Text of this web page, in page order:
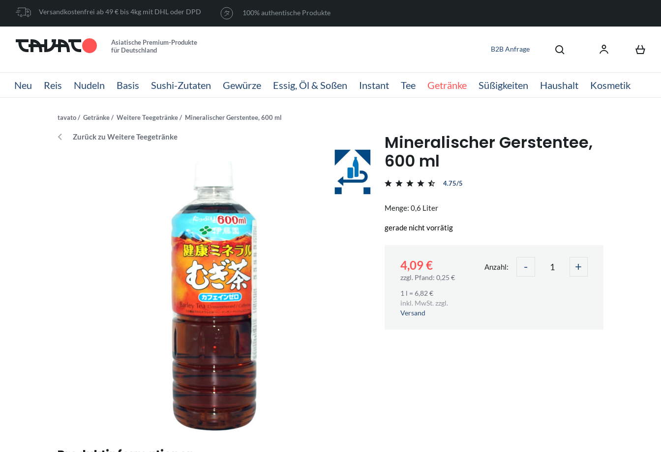
Versandkostenfrei ab 49 € bis 4kg mit DHL oder DPD 100% authentische Produkte
Asiatische Premium-Produkte
für Deutschland
B2B Anfrage
Neu Reis Nudeln Basis Sushi-Zutaten Gewürze Essig, Öl & Soßen Instant Tee Getränke Süßigkeiten Haushalt Kosmetik
tavato Getränke Weitere Teegetränke Mineralischer Gerstentee, 600 ml
Zurück zu Weitere Teegetränke
Mineralischer Gerstentee,
600 ml
4.75/5
Menge: 0,6 Liter
gerade nicht vorrätig
4,09 €
zzgl. Pfand: 0,25 €
Anzahl: - +
1 l = 6,82 €
inkl. MwSt. zzgl.
Versand